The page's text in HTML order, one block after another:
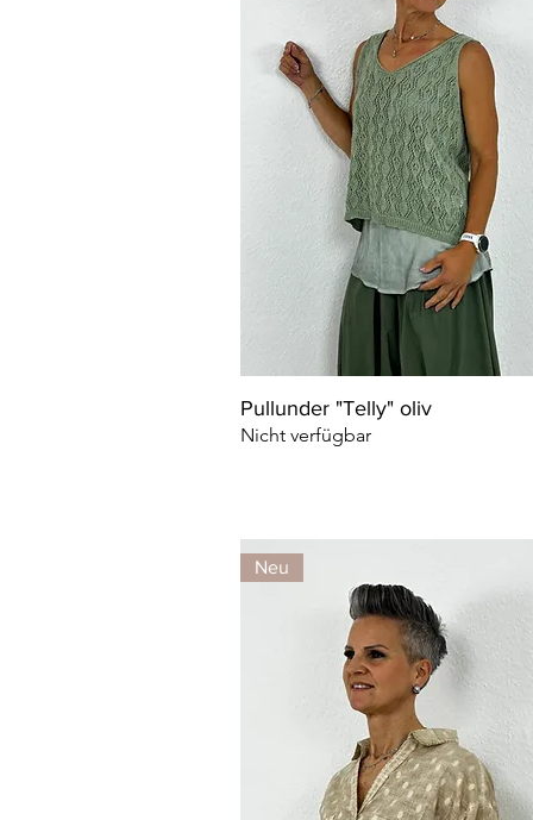
Pullunder "Telly" oliv
Nicht verfügbar
Neu